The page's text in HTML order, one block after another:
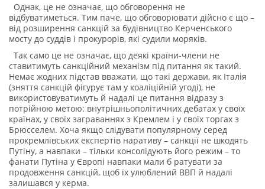
Однак, це не означає, що обговорення не
відбуватиметься. Тим паче, що обговорювати дійсно є що –
від розширення санкцій за будівництво Керченського
мосту до суддів і прокурорів, які судили моряків.
Так само це не означає, що деякі країни-члени не
ставитимуть санкційний механізм під питання як такий.
Немає жодних підстав вважати, що такі держави, як Італія
(зняття санкцій фігурує там у коаліційній угоді), не
використовуватимуть й надалі це питання відразу з
потрійною метою: внутрішньополітичних дебатах у своїх
країнах, у своїх заграваннях з Кремлем і у своїх торгах з
Брюсселем. Хоча якщо слідувати популярному серед
прокремлівських експертів наративу – санкції не шкодять
Путіну, а навпаки – тільки консолідують його режим – то
фанати Путіна у Європі навпаки мали б ратувати за
продовження санкцій, щоб їх улюблений ВВП й надалі
залишався у керма.